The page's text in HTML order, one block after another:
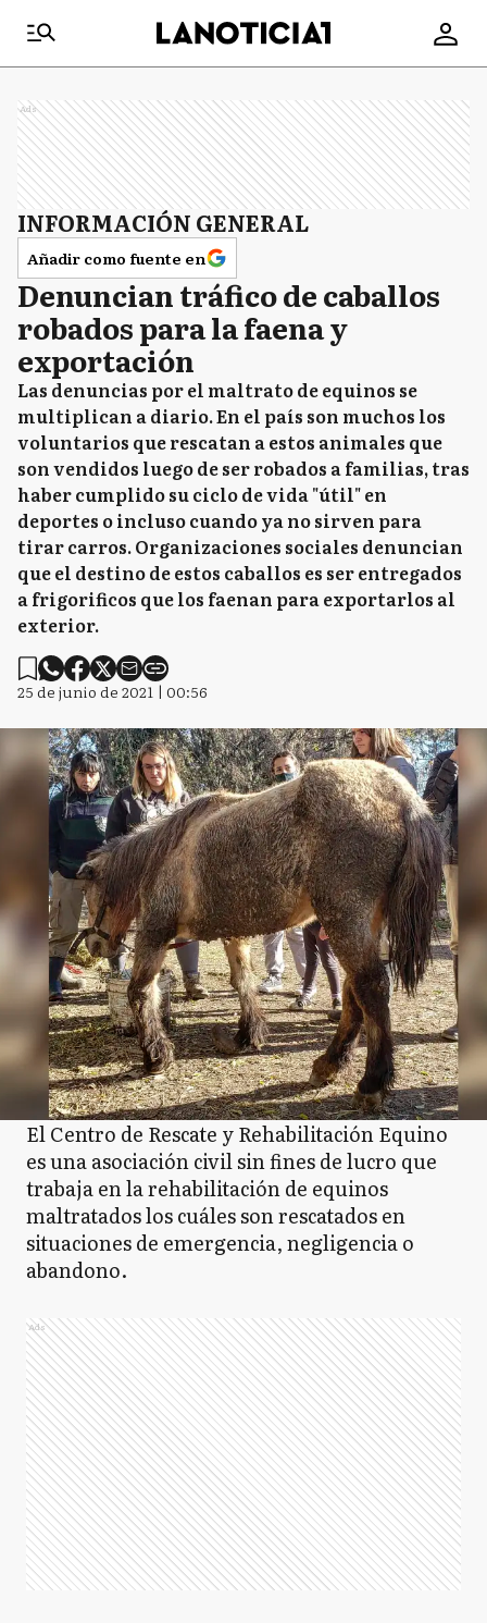
Ads
INFORMACIÓN GENERAL
Añadir como fuente en
Denuncian tráfico de caballos
robados para la faena y
exportación
Las denuncias por el maltrato de equinos se
multiplican a diario. En el país son muchos los
voluntarios que rescatan a estos animales que
son vendidos luego de ser robados a familias, tras
haber cumplido su ciclo de vida "útil" en
deportes o incluso cuando ya no sirven para
tirar carros. Organizaciones sociales denuncian
que el destino de estos caballos es ser entregados
a frigorificos que los faenan para exportarlos al
exterior.
25 de junio de 2021 | 00:56
El Centro de Rescate y Rehabilitación Equino
es una asociación civil sin fines de lucro que
trabaja en la rehabilitación de equinos
maltratados los cuáles son rescatados en
situaciones de emergencia, negligencia o
abandono.
Ads